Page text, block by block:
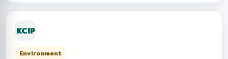
KCIP
Environment